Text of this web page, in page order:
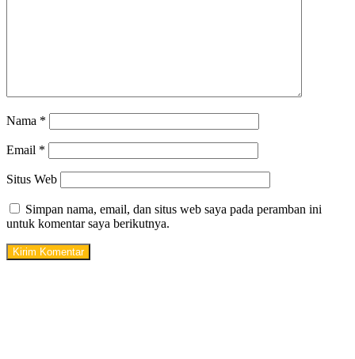
Nama *
Email *
Situs Web
Simpan nama, email, dan situs web saya pada peramban ini
untuk komentar saya berikutnya.